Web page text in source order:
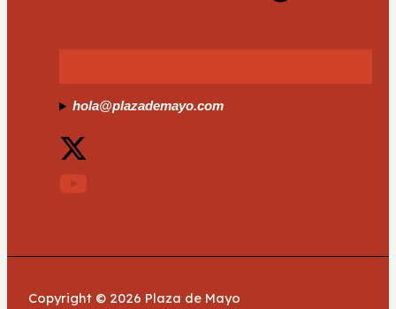
hola@plazademayo.com
Copyright © 2026 Plaza de Mayo